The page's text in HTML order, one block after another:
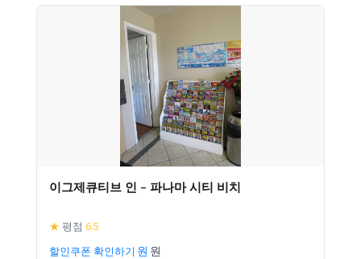
이그제큐티브 인 – 파나마 시티 비치
★ 평점 6.5
할인쿠폰 확인하기